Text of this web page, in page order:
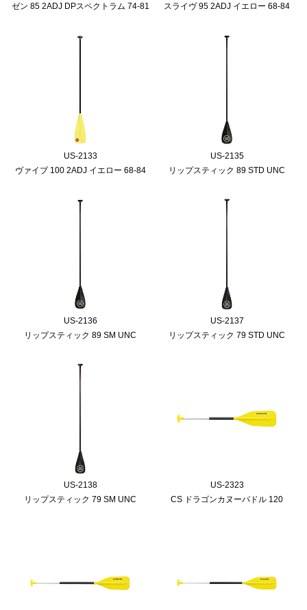
ゼン 85 2ADJ DPスペクトラム 74-81
スライヴ 95 2ADJ イエロー 68-84
US-2133
ヴァイブ 100 2ADJ イエロー 68-84
US-2135
リップスティック 89 STD UNC
US-2136
リップスティック 89 SM UNC
US-2137
リップスティック 79 STD UNC
US-2138
リップスティック 79 SM UNC
US-2323
CS ドラゴンカヌーパドル 120